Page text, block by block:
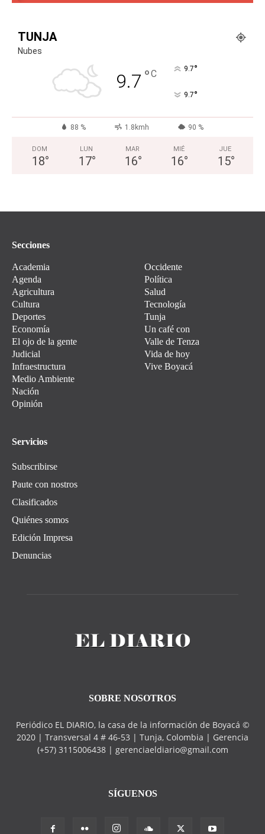
TUNJA
Nubes
9.7 °C 9.7°
9.7°
88 % 1.8kmh 90 %
DOM
18°
LUN
17°
MAR
16°
MIÉ
16°
JUE
15°
Secciones
Academia
Agenda
Agricultura
Cultura
Deportes
Economía
El ojo de la gente
Judicial
Infraestructura
Medio Ambiente
Nación
Opinión
Occidente
Política
Salud
Tecnología
Tunja
Un café con
Valle de Tenza
Vida de hoy
Vive Boyacá
Servicios
Subscribirse
Paute con nostros
Clasificados
Quiénes somos
Edición Impresa
Denuncias
SOBRE NOSOTROS
Periódico EL DIARIO, la casa de la información de Boyacá ©
2020 | Transversal 4 # 46-53 | Tunja, Colombia | Gerencia
(+57) 3115006438 | gerenciaeldiario@gmail.com
SÍGUENOS